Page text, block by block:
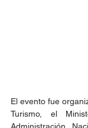
El evento fue
Turismo, el